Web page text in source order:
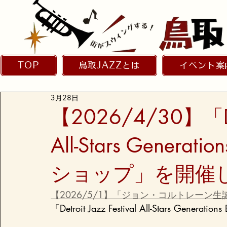
TOP 鳥取JAZZとは イベント案
【2026/4/30】「
All-Stars
ショップ」を開催
3月28日
【2026/5/1】「ジョン・コルトレーン生
「Detroit Jazz Festival All-Stars